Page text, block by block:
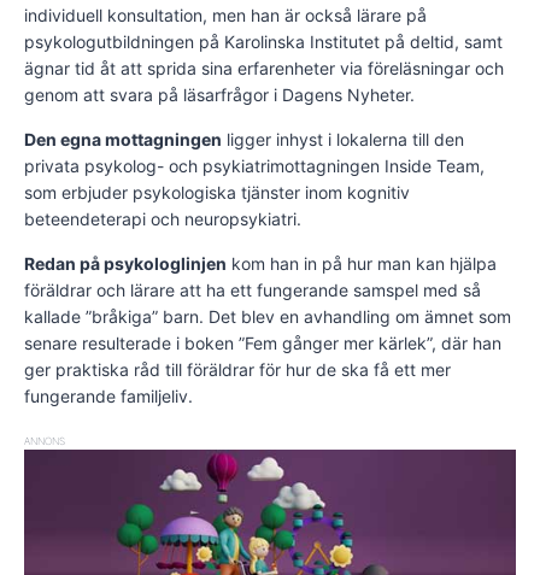
individuell konsultation, men han är också lärare på
psykologutbildningen på Karolinska Institutet på deltid, samt
ägnar tid åt att sprida sina erfarenheter via föreläsningar och
genom att svara på läsarfrågor i Dagens Nyheter.
Den egna mottagningen ligger inhyst i lokalerna till den
privata psykolog- och psykiatrimottagningen Inside Team,
som erbjuder psykologiska tjänster inom kognitiv
beteendeterapi och neuropsykiatri.
Redan på psykologlinjen kom han in på hur man kan hjälpa
föräldrar och lärare att ha ett fungerande samspel med så
kallade ”bråkiga” barn. Det blev en avhandling om ämnet som
senare resulterade i boken ”Fem gånger mer kärlek”, där han
ger praktiska råd till föräldrar för hur de ska få ett mer
fungerande familjeliv.
ANNONS